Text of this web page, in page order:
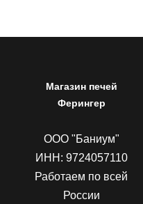
Магазин печей
Ферингер
ООО "Баниум"
ИНН: 9724057110
Работаем по всей
России